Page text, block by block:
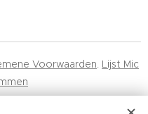
Voorwaarden. Lijst Mic
Hélène Maréchalhof 10A,